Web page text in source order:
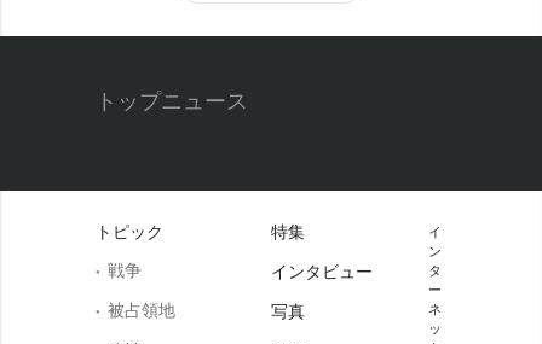
トップニュース
トピック
戦争
被占領地
特集
インタビュー
写真
イ
ン
タ
ー
ネ
ッ